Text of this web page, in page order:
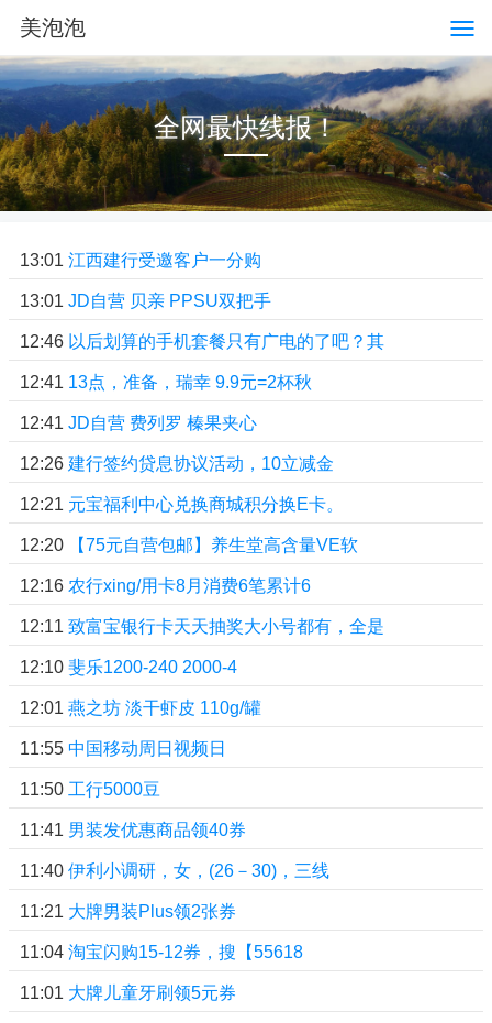
美泡泡
全网最快线报！
13:01 江西建行受邀客户一分购
13:01 JD自营 贝亲 PPSU双把手
12:46 以后划算的手机套餐只有广电的了吧？其
12:41 13点，准备，瑞幸 9.9元=2杯秋
12:41 JD自营 费列罗 榛果夹心
12:26 建行签约贷息协议活动，10立减金
12:21 元宝福利中心兑换商城积分换E卡。
12:20 【75元自营包邮】养生堂高含量VE软
12:16 农行xing/用卡8月消费6笔累计6
12:11 致富宝银行卡天天抽奖大小号都有，全是
12:10 斐乐1200-240 2000-4
12:01 燕之坊 淡干虾皮 110g/罐
11:55 中国移动周日视频日
11:50 工行5000豆
11:41 男装发优惠商品领40券
11:40 伊利小调研，女，(26－30)，三线
11:21 大牌男装Plus领2张券
11:04 淘宝闪购15-12券，搜【55618
11:01 大牌儿童牙刷领5元券